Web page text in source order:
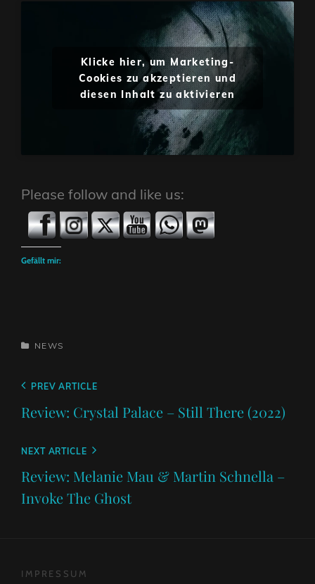
Klicke hier, um Marketing-
Cookies zu akzeptieren und
diesen Inhalt zu aktivieren
Please follow and like us:
Gefällt mir:
CATEGORIES
NEWS
Beitragsnavigation
Previous
PREV ARTICLE
Review: Crystal Palace – Still There (2022)
Next
NEXT ARTICLE
Review: Melanie Mau & Martin Schnella –
Invoke The Ghost
IMPRESSUM